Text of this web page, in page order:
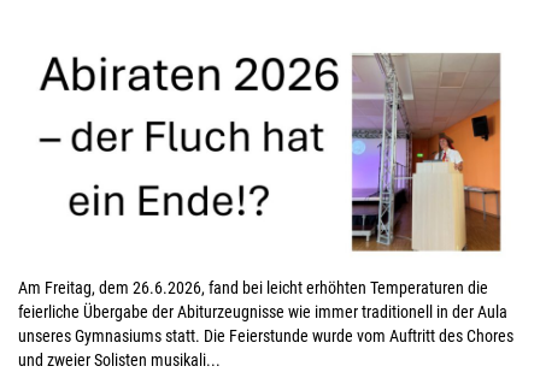
Am Freitag, dem 26.6.2026, fand bei leicht erhöhten Temperaturen die
feierliche Übergabe der Abiturzeugnisse wie immer traditionell in der Aula
unseres Gymnasiums statt. Die Feierstunde wurde vom Auftritt des Chores
und zweier Solisten musikali...